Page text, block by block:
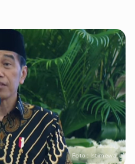
Foto : Istimewa